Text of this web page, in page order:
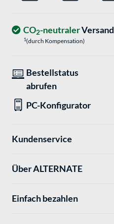
CO2-neutralerVersand
1(durch Kompensation)
Bestellstatus
abrufen
PC-Konfigurator
Kundenservice
Über ALTERNATE
Einfach bezahlen